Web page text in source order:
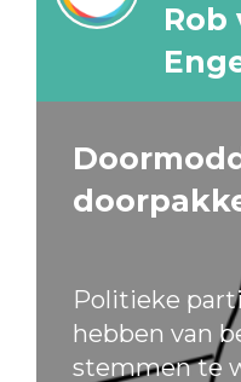
Rob
Politieke
hebben van
stemmen te